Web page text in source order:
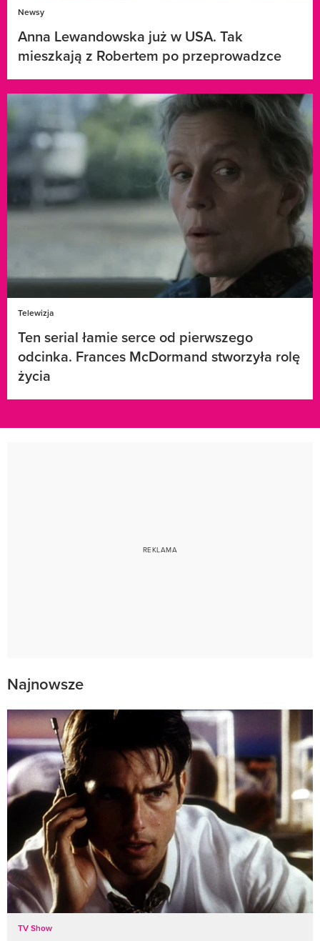
Newsy
Anna Lewandowska już w USA. Tak
mieszkają z Robertem po przeprowadzce
Telewizja
Ten serial łamie serce od pierwszego
odcinka. Frances McDormand stworzyła rolę
życia
Najnowsze
TV Show